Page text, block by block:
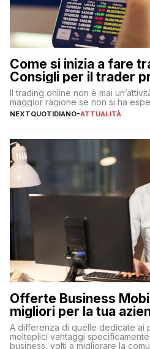
Come si inizia a fare
Consigli per il trader
Il trading online non è mai
maggior ragione se non si ha
NEXTQUOTIDIANO-ATTUALITÀ
Offerte Business
migliori per la tua
A differenza di quelle dedicate ai
molteplici vantaggi
business, volti a migliorare la